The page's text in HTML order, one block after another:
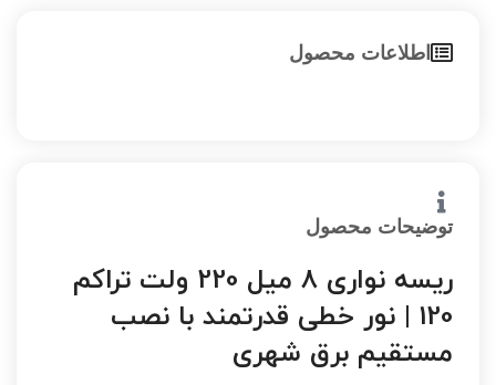
اطلاعات محصول
توضیحات محصول
ریسه نواری 8 میل 220 ولت تراکم
120 | نور خطی قدرتمند با نصب
مستقیم برق شهری